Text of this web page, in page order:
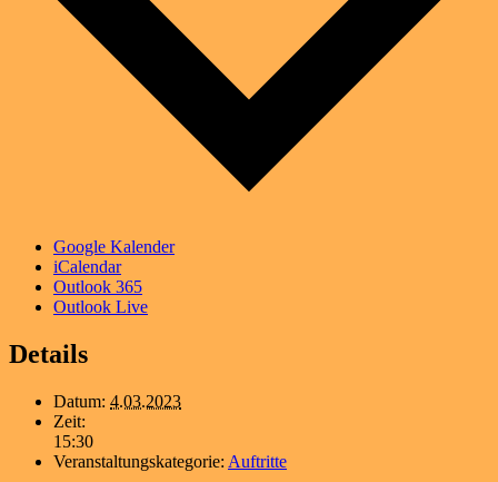
Google Kalender
iCalendar
Outlook 365
Outlook Live
Details
Datum: 4.03.2023
Zeit:
15:30
Veranstaltungskategorie: Auftritte